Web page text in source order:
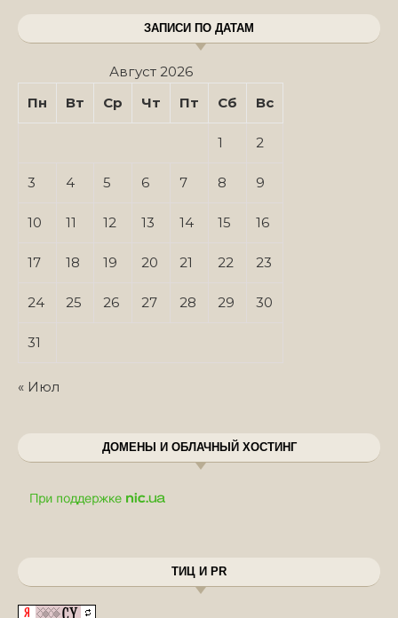
ЗАПИСИ ПО ДАТАМ
Август 2026
Пн
Вт Ср Чт Пт Сб Вс
1 2
3 4 5 6 7 8 9
10 11 12 13 14 15 16
17 18 19 20 21 22 23
24 25 26 27 28 29 30
31
« Июл
ДОМЕНЫ И ОБЛАЧНЫЙ ХОСТИНГ
ТИЦ И PR